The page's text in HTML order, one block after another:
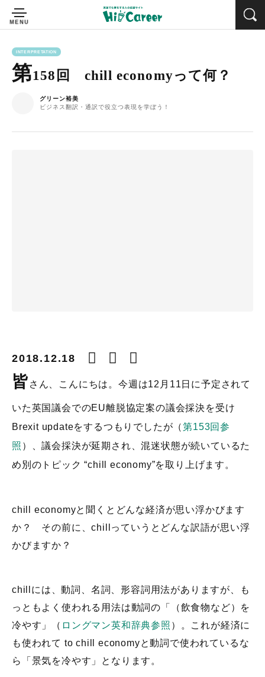
INTERPRETATION
第158回 chill economyって何？
グリーン裕美
ビジネス翻訳・通訳で役立つ表現を学ぼう！
2018.12.18
皆 さん、こんにちは。今週は12月11日に予定されて
いた英国議会でのEU離脱協定案の議会採決を受け
Brexit updateをするつもりでしたが（第153回参
照 ）、議会採決が延期され、混迷状態が続いているた
め別のトピック “chill economy”を取り上げます。
chill economyと聞くとどんな経済が思い浮かびます
か？ その前に、chillっていうとどんな訳語が思い浮
かびますか？
chillには、動詞、名詞、形容詞用法がありますが、も
っともよく使われる用法は動詞の「（飲食物など）を
冷やす」（ ロングマン英和辞典参照 ）。これが経済に
も使われて to chill economyと動詞で使われているな
ら「景気を冷やす」となります。